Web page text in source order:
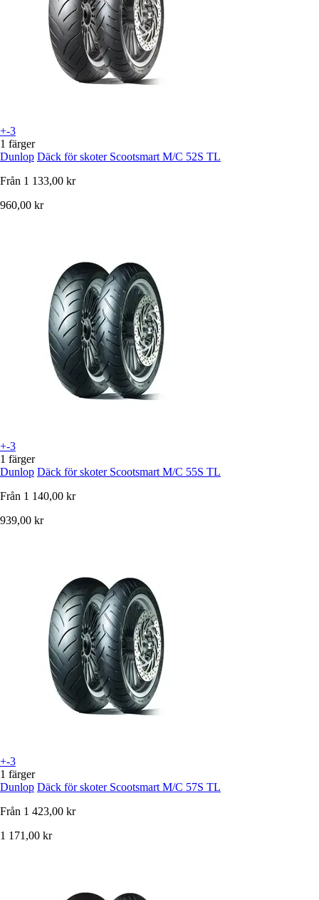
+-3
1 färger
Dunlop Däck för skoter Scootsmart M/C 52S TL
Från 1 133,00 kr
960,00 kr
+-3
1 färger
Dunlop Däck för skoter Scootsmart M/C 55S TL
Från 1 140,00 kr
939,00 kr
+-3
1 färger
Dunlop Däck för skoter Scootsmart M/C 57S TL
Från 1 423,00 kr
1 171,00 kr